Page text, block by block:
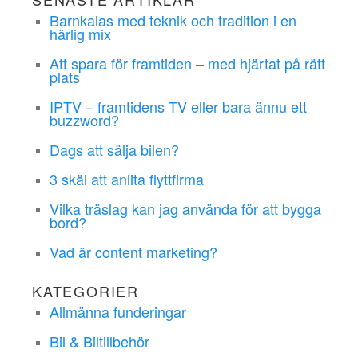
Barnkalas med teknik och tradition i en
härlig mix
Att spara för framtiden – med hjärtat på rätt
plats
IPTV – framtidens TV eller bara ännu ett
buzzword?
Dags att sälja bilen?
3 skäl att anlita flyttfirma
Vilka träslag kan jag använda för att bygga
bord?
Vad är content marketing?
KATEGORIER
Allmänna funderingar
Bil & Biltillbehör